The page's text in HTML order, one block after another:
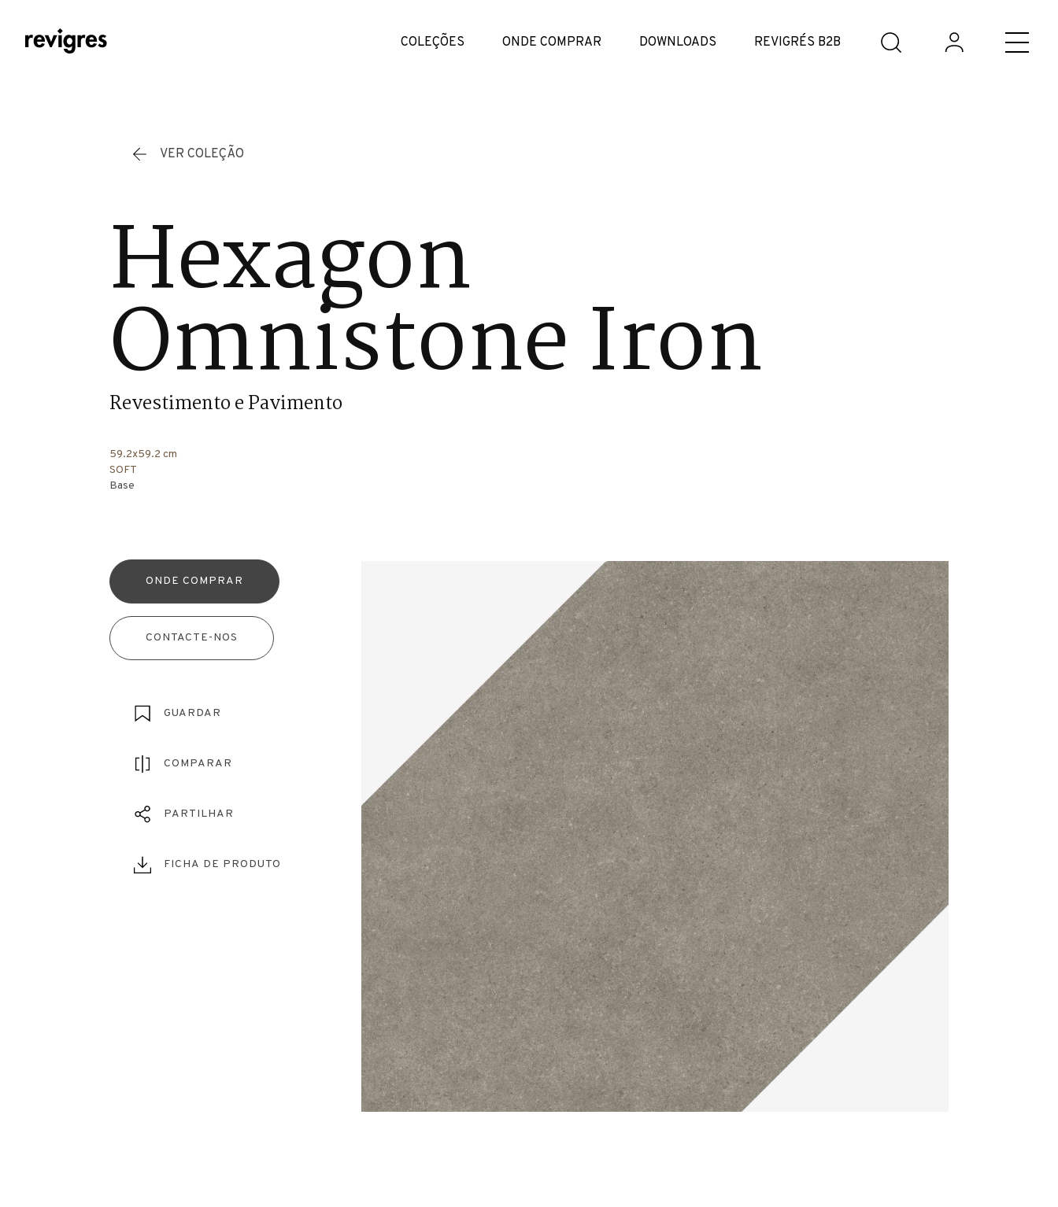
COLEÇÕES ONDE COMPRAR DOWNLOADS REVIGRÉS B2B
VER COLEÇÃO
Hexagon
Omnistone Iron
Revestimento e Pavimento
59.2x59.2 cm
SOFT
Base
ONDE COMPRAR
CONTACTE-NOS
GUARDAR
COMPARAR
PARTILHAR
FICHA DE PRODUTO